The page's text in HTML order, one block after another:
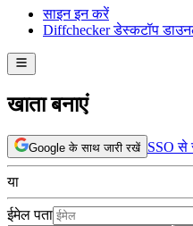
साइन इन करें
Diffchecker डेस्कटॉप
खाता बनाएं
Google के साथ जारी रखें SSO से
या
ईमेल पता